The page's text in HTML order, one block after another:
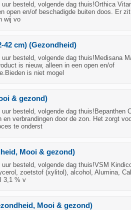
besteld, volgende dag thuis!Orthica
open en/of beschadigde buiten doos. Er
wij vo
42 cm) (Gezondheid)
besteld, volgende dag thuis!Medisana
is nieuw, alleen in een open en/of
is niet mogel
& gezond)
besteld, volgende dag thuis!Bepanthen
verbrandingen door de zon. Het zorgt
te onderst
Mooi & gezond)
besteld, volgende dag thuis!VSM
zoetstof (xylitol), alcohol, Alumina,
3,1 % v
Mooi & gezond)